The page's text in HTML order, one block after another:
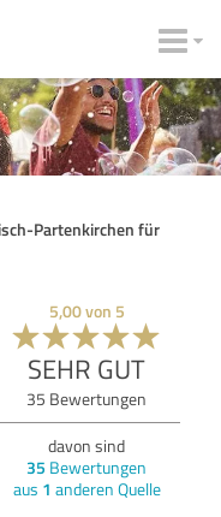
Partenkirchen für
5,00von 5
SEHR GUT
35 Bewertungen
davon sind
35 Bewertungen
aus 1 anderen Quelle